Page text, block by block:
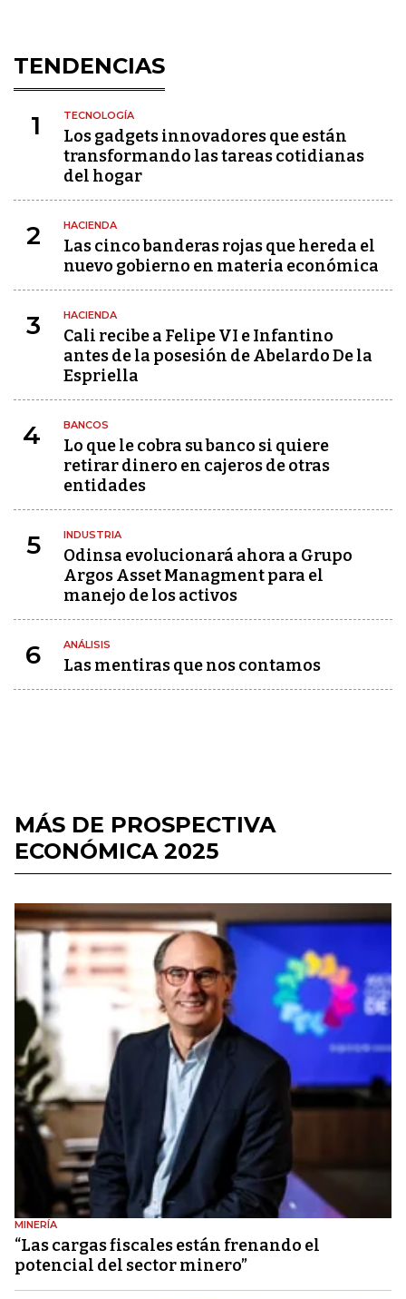
TENDENCIAS
1 TECNOLOGÍA
Los gadgets innovadores que están
transformando las tareas cotidianas
del hogar
2 HACIENDA
Las cinco banderas rojas que hereda el
nuevo gobierno en materia económica
3 HACIENDA
Cali recibe a Felipe VI e Infantino
antes de la posesión de Abelardo De la
Espriella
4 BANCOS
Lo que le cobra su banco si quiere
retirar dinero en cajeros de otras
entidades
5 INDUSTRIA
Odinsa evolucionará ahora a Grupo
Argos Asset Managment para el
manejo de los activos
6 ANÁLISIS
Las mentiras que nos contamos
MÁS DE PROSPECTIVA
ECONÓMICA 2025
MINERÍA
“Las cargas fiscales están frenando el
potencial del sector minero”